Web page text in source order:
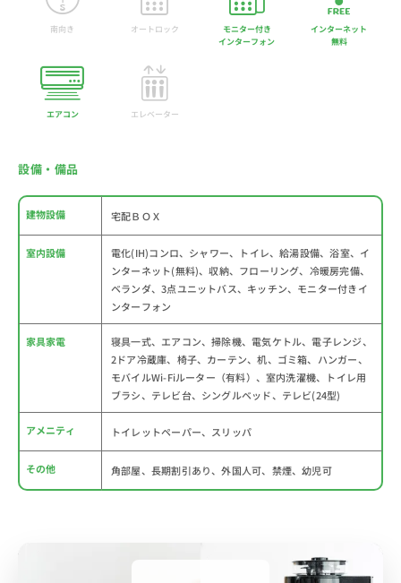
南向き オートロック
モニター付き
インターフォン
インターネット
無料
エアコン エレベーター
設備・備品
建物設備 宅配ＢＯＸ
室内設備
電化(IH)コンロ、シャワー、トイレ、給湯設備、浴室、イ
ンターネット(無料)、収納、フローリング、冷暖房完備、
ベランダ、3点ユニットバス、キッチン、モニター付きイ
ンターフォン
家具家電
寝具一式、エアコン、掃除機、電気ケトル、電子レンジ、
2ドア冷蔵庫、椅子、カーテン、机、ゴミ箱、ハンガー、
モバイルWi-Fiルーター（有料）、室内洗濯機、トイレ用
ブラシ、テレビ台、シングルベッド、テレビ(24型)
アメニティ トイレットペーパー、スリッパ
その他 角部屋、長期割引あり、外国人可、禁煙、幼児可